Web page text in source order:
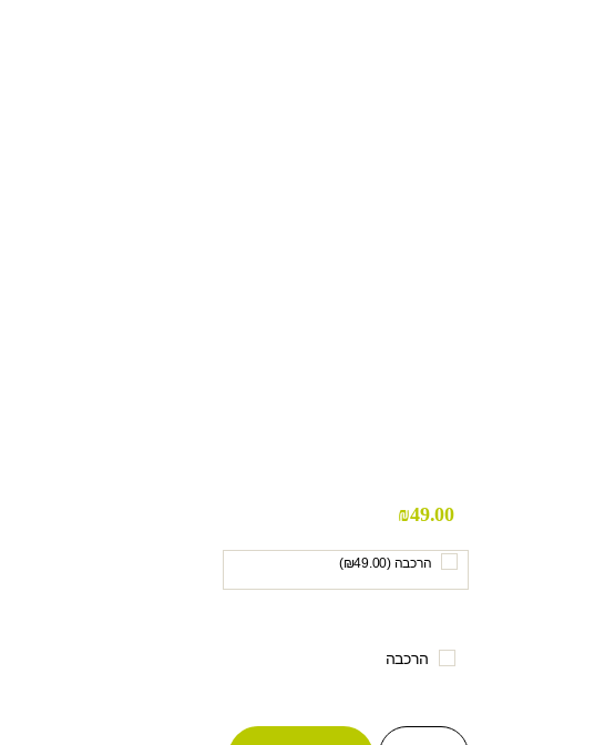
₪49.00
הרכבה ( ₪49.00
)
הרכבה